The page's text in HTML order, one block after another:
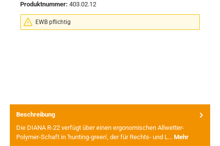
Produktnummer: 403.02.12
EWB pflichtig
Beschreibung
Die DIANA R-22 verfügt über einen ergonomischen Allwetter-
Polymer-Schaft in 'hunting-green', der für Rechts- und L… Mehr